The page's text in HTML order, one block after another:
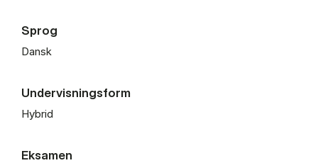
Sprog
Dansk
Undervisningsform
Hybrid
Eksamen